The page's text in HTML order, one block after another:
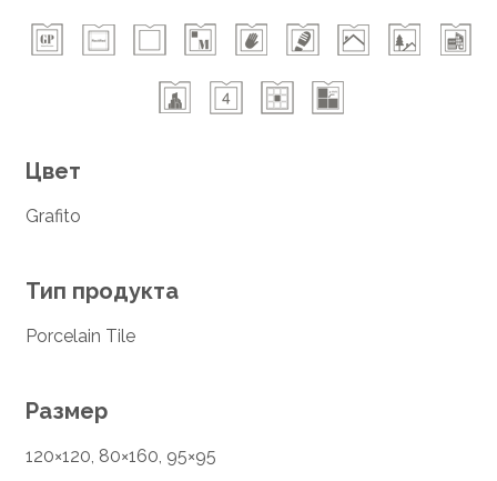
Цвет
Grafito
Тип продукта
Porcelain Tile
Размер
120×120, 80×160, 95×95